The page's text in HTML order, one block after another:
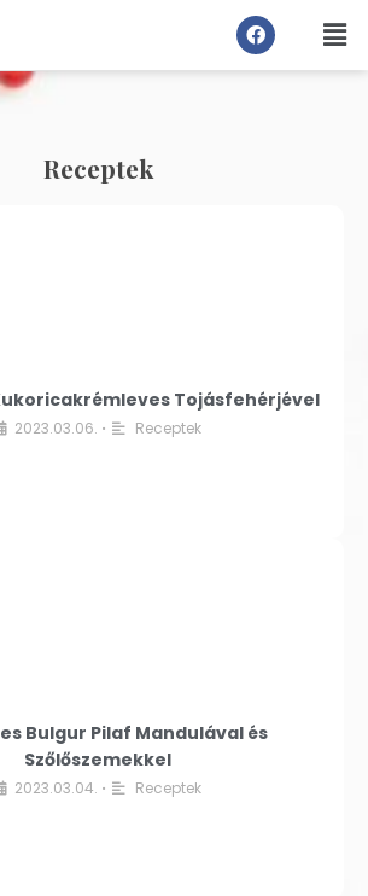
Receptek
Tojásfehérjével
2023.03.06. • Receptek
Bulgur Pilaf Mandulával és
Szőlőszemekkel
2023.03.04. • Receptek